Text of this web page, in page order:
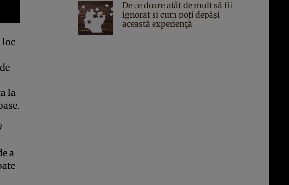
loc
la
a
De ce doare atât de mult să fii
ignorat și cum poți depăși
această experiență